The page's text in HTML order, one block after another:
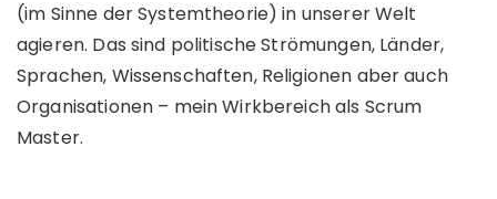
(im Sinne der Systemtheorie) in unserer Welt
agieren. Das sind politische Strömungen, Länder,
Sprachen, Wissenschaften, Religionen aber auch
Organisationen – mein Wirkbereich als Scrum
Master.